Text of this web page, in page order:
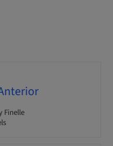
Finelle